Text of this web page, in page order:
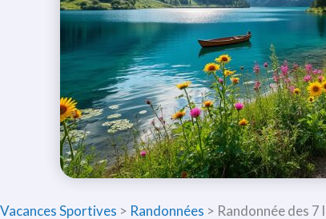
Vacances Sportives > Randonnées > Randonnée des 7